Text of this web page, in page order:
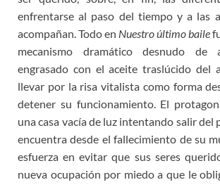
enfrentarse al paso del tiempo y a las
acompañan. Todo en Nuestro último baile
mecanismo dramático desnudo de
engrasado con el aceite traslúcido del
llevar por la risa vitalista como forma
detener su funcionamiento. El
una casa vacía de luz intentando salir del
encuentra desde el fallecimiento de su
esfuerza en evitar que sus seres
nueva ocupación por miedo a que le